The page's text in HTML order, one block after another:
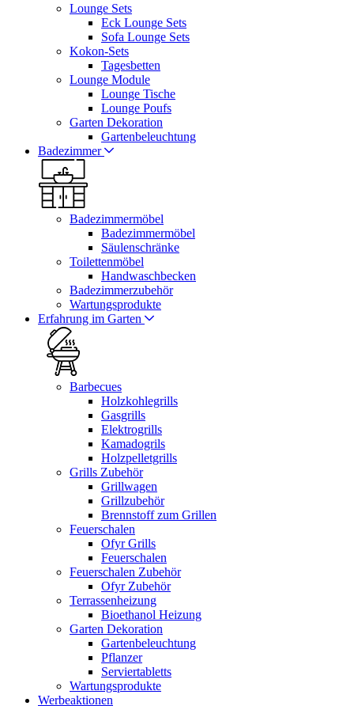
Lounge Sets
Eck Lounge Sets
Sofa Lounge Sets
Kokon-Sets
Tagesbetten
Lounge Module
Lounge Tische
Lounge Poufs
Garten Dekoration
Gartenbeleuchtung
Badezimmer
Badezimmermöbel
Badezimmermöbel
Säulenschränke
Toilettenmöbel
Handwaschbecken
Badezimmerzubehör
Wartungsprodukte
Erfahrung im Garten
Barbecues
Holzkohlegrills
Gasgrills
Elektrogrills
Kamadogrils
Holzpelletgrills
Grills Zubehör
Grillwagen
Grillzubehör
Brennstoff zum Grillen
Feuerschalen
Ofyr Grills
Feuerschalen
Feuerschalen Zubehör
Ofyr Zubehör
Terrassenheizung
Bioethanol Heizung
Garten Dekoration
Gartenbeleuchtung
Pflanzer
Serviertabletts
Wartungsprodukte
Werbeaktionen